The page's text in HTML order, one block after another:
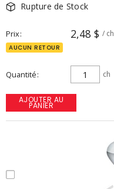
Rupture de Stock
Prix 2,48 $ / ch
AUCUN RETOUR
Quantité ch
AJOUTER AU
PANIER